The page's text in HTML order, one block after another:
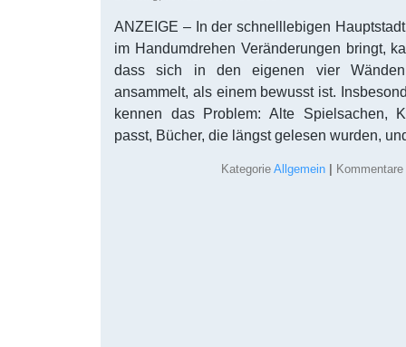
ANZEIGE – In der schnelllebigen
im Handumdrehen Veränderungen bringt,
dass sich in den eigenen vier
ansammelt, als einem bewusst ist.
kennen das Problem: Alte Spielsachen,
passt, Bücher, die längst gelesen wurden,
Kategorie Allgemein